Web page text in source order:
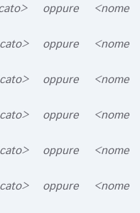
oppure <nome
oppure <nome
oppure <nome
oppure <nome
oppure <nome
oppure <nome